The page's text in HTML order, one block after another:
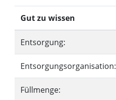
Gut zu wissen
Entsorgung:
Entsorgungsorganisation:
Füllmenge: